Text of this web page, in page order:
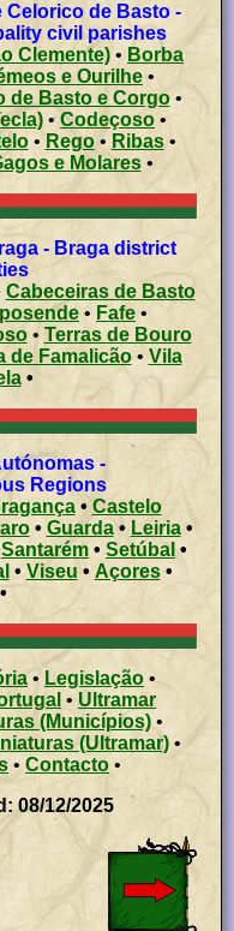
de Basto -
civil parishes
Clemente) • Borba
e Ourilhe •
de Basto e Corgo•
•Codeçoso •
• Rego• Ribas•
e Molares•
- Braga district
Cabeceiras de Basto
• Fafe •
•
Terras de Bouro
de Famalicão• Vila
•
Regions
• Castelo
• Guarda• Leiria•
Santarém • Setúbal•
•Viseu • Açores •
•
• Legislação •
• Ultramar
(Municípios)•
(Ultramar) •
•Contacto •
08/12/2025